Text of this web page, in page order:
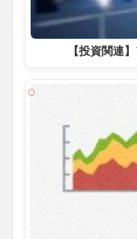
【投資関連